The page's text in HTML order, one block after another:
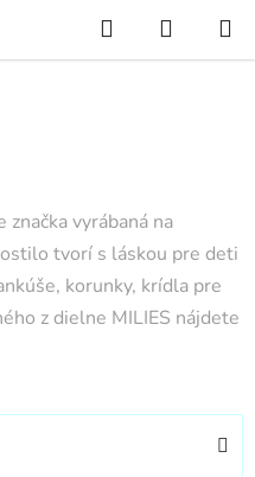
Hľadať
KOŠÍK
značka vyrábaná na
tvorí s láskou pre deti
korunky, krídla pre
z dielne MILIES nájdete